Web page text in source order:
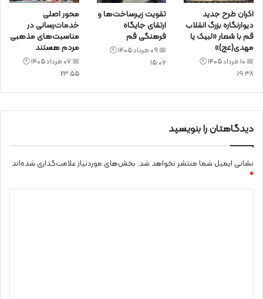
اکران طرح جدید
دیوارنگاره بزرگ انقلاب
قم با شعار «لبیک یا
مهدی(عج)»
📅 10 مرداد 1405 🕙
19:38
تقویت زیرساخت‌ها و
ارتقای جایگاه
فرهنگی قم
📅 09 مرداد 1405 🕙
15:06
محور اصلی
خدمات‌رسانی در
مناسبت‌های مذهبی
مردم هستند
📅 07 مرداد 1405 🕙
23:55
دیدگاهتان را بنویسید
نشانی ایمیل شما منتشر نخواهد شد. بخش‌های موردنیاز علامت‌گذاری شده‌اند
*